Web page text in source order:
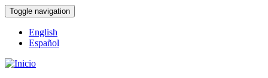
Pasar
al
contenido
principal
Toggle navigation
English
Español